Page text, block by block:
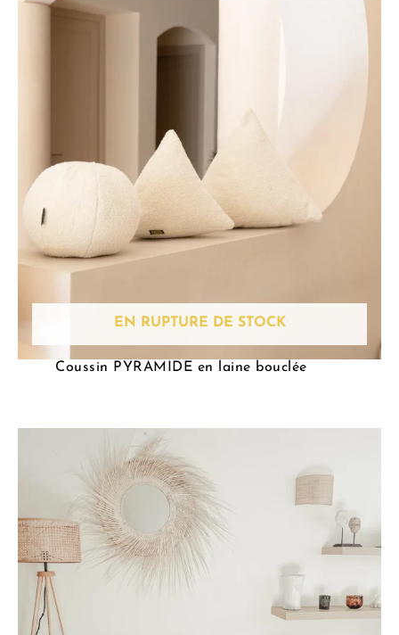
EN RUPTURE DE STOCK
Coussin PYRAMIDE en laine bouclée